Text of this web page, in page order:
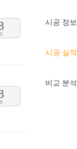
시공 정보
시공 실적
비교 분석